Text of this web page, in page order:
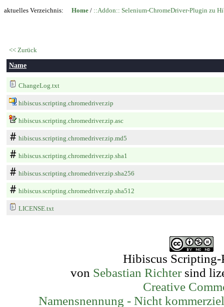
aktuelles Verzeichnis: Home / ::Addon:: Selenium-ChromeDriver-Plugin zu
<< Zurück
Name
ChangeLog.txt
hibiscus.scripting.chromedriver.zip
hibiscus.scripting.chromedriver.zip.asc
hibiscus.scripting.chromedriver.zip.md5
hibiscus.scripting.chromedriver.zip.sha1
hibiscus.scripting.chromedriver.zip.sha256
hibiscus.scripting.chromedriver.zip.sha512
LICENSE.txt
Hibiscus Scripting-
von Sebastian Richter sind
Creative
Namensnennung - Nicht